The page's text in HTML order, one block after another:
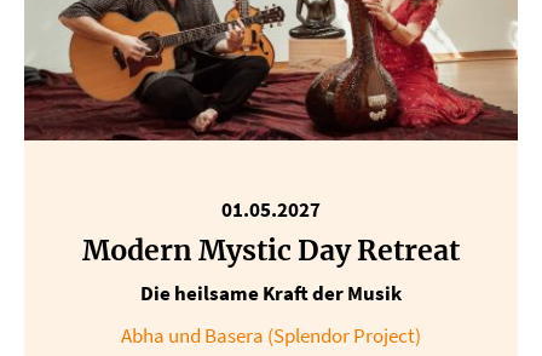
01.05.2027
Modern Mystic Day Retreat
Die heilsame Kraft der Musik
Abha und Basera (Splendor Project)